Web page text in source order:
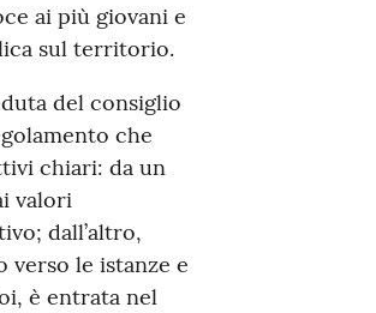
ai più giovani e
sul territorio.
del consiglio
che
chiari: da un
valori
dall’altro,
verso le istanze e
è entrata nel